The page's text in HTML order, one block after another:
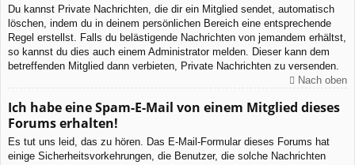
Du kannst Private Nachrichten, die dir ein Mitglied sendet, automatisch
löschen, indem du in deinem persönlichen Bereich eine entsprechende
Regel erstellst. Falls du belästigende Nachrichten von jemandem erhältst,
so kannst du dies auch einem Administrator melden. Dieser kann dem
betreffenden Mitglied dann verbieten, Private Nachrichten zu versenden.
Nach oben
Ich habe eine Spam-E-Mail von einem Mitglied dieses
Forums erhalten!
Es tut uns leid, das zu hören. Das E-Mail-Formular dieses Forums hat
einige Sicherheitsvorkehrungen, die Benutzer, die solche Nachrichten